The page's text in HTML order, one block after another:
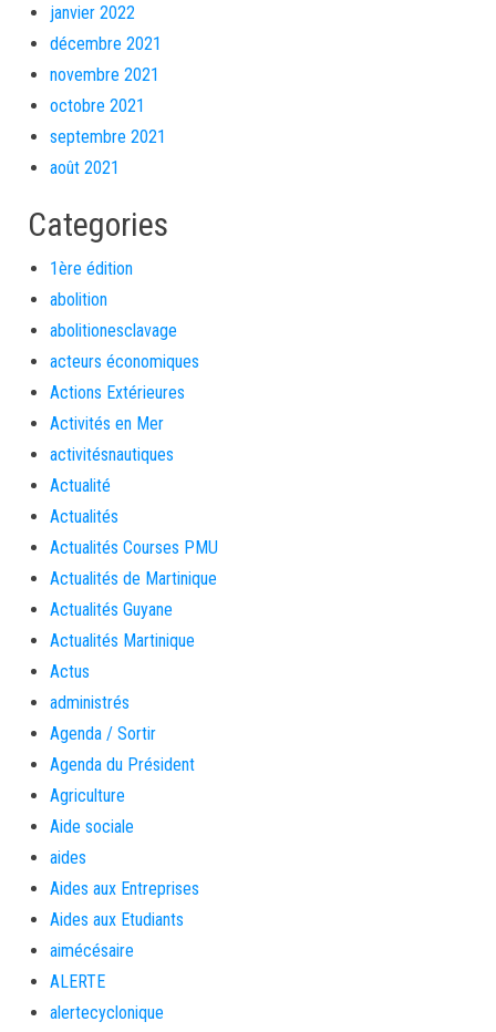
janvier 2022
décembre 2021
novembre 2021
octobre 2021
septembre 2021
août 2021
Categories
1ère édition
abolition
abolitionesclavage
acteurs économiques
Actions Extérieures
Activités en Mer
activitésnautiques
Actualité
Actualités
Actualités Courses PMU
Actualités de Martinique
Actualités Guyane
Actualités Martinique
Actus
administrés
Agenda / Sortir
Agenda du Président
Agriculture
Aide sociale
aides
Aides aux Entreprises
Aides aux Etudiants
aimécésaire
ALERTE
alertecyclonique